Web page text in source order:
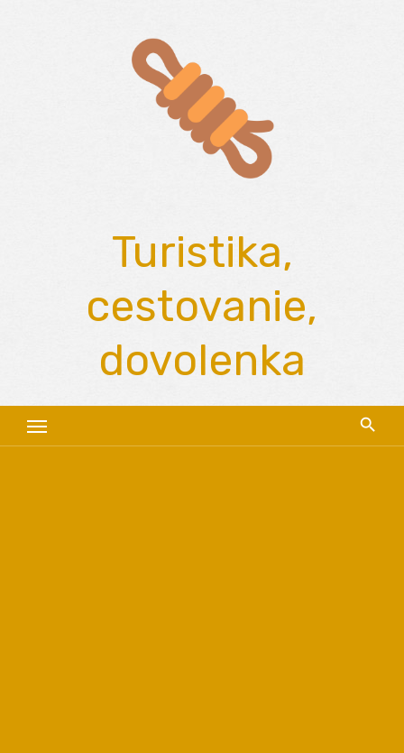
Turistika,
cestovanie,
dovolenka